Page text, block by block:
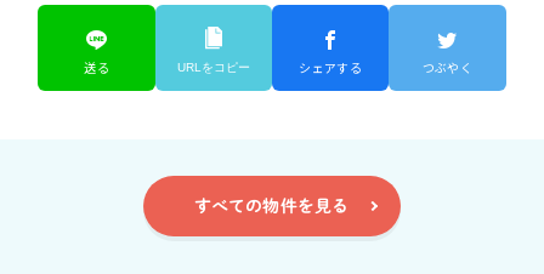
送る URLをコピー シェアする つぶやく
すべての物件を見る